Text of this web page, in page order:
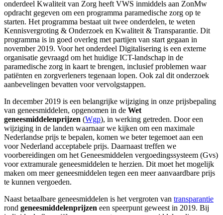
onderdeel Kwaliteit van Zorg heeft VWS inmiddels aan ZonMw
opdracht gegeven om een programma paramedische zorg op te
starten. Het programma bestaat uit twee onderdelen, te weten
Kennisvergroting & Onderzoek en Kwaliteit & Transparantie. Dit
programma is in goed overleg met partijen van start gegaan in
november 2019. Voor het onderdeel Digitalisering is een externe
organisatie gevraagd om het huidige ICT-landschap in de
paramedische zorg in kaart te brengen, inclusief problemen waar
patiënten en zorgverleners tegenaan lopen. Ook zal dit onderzoek
aanbevelingen bevatten voor vervolgstappen.
In december 2019 is een belangrijke wijziging in onze prijsbepaling
van geneesmiddelen, opgenomen in de Wet
geneesmiddelenprijzen (Wgp), in werking getreden. Door een
wijziging in de landen waarnaar we kijken om een maximale
Nederlandse prijs te bepalen, komen we beter tegemoet aan een
voor Nederland acceptabele prijs. Daarnaast treffen we
voorbereidingen om het Geneesmiddelen vergoedingssysteem (Gvs)
voor extramurale geneesmiddelen te herzien. Dit moet het mogelijk
maken om meer geneesmiddelen tegen een meer aanvaardbare prijs
te kunnen vergoeden.
Naast betaalbare geneesmiddelen is het vergroten van transparantie
rond geneesmiddelenprijzen een speerpunt geweest in 2019. Bij